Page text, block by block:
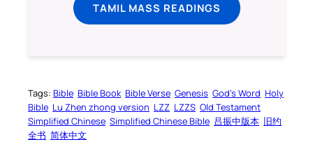
TAMIL MASS READINGS
Tags: Bible Bible Book Bible Verse Genesis God’s Word Holy
Bible Lu Zhen zhong version LZZ LZZS Old Testament
Simplified Chinese Simplified Chinese Bible 吕振中版本 旧约
全书 简体中文